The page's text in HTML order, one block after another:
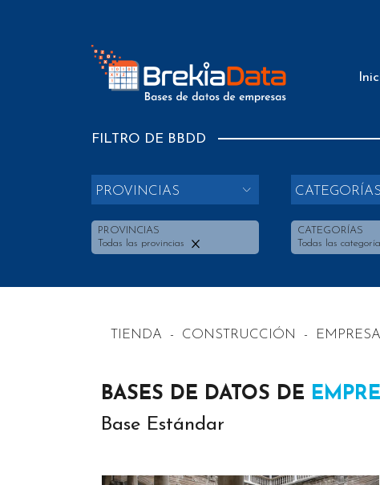
FILTRO DE BBDD
PROVINCIAS
PROVINCIAS
Todas las provincias
CATEGORÍAS
CATEGORÍAS
Todas las
TIENDA - CONSTRUCCIÓN -
BASES DE DATOS DE
Base Estándar